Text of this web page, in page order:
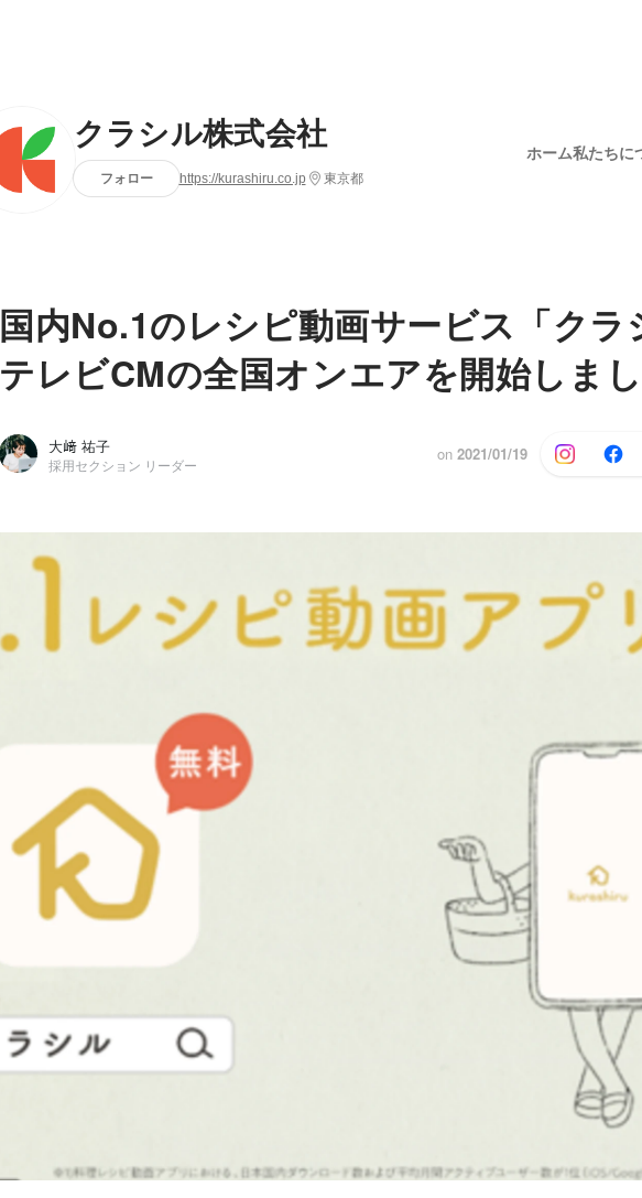
クラシル株式会社
フォロー https://kurashiru.co.jp 東京都
ホーム私たちに
国内No.1のレシピ動画サービス「クラ
テレビCMの全国オンエアを開始しま
大﨑 祐子
採用セクション リーダー
on 2021/01/19